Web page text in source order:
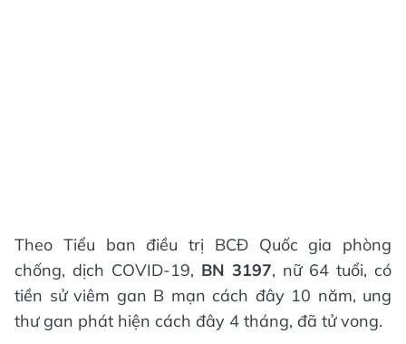
Theo Tiểu ban điều trị BCĐ Quốc gia phòng
chống, dịch COVID-19, BN 3197, nữ 64 tuổi, có
tiền sử viêm gan B mạn cách đây 10 năm, ung
thư gan phát hiện cách đây 4 tháng, đã tử vong.